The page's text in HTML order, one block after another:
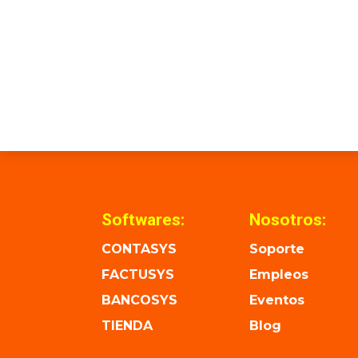
Softwares:
CONTASYS
FACTUSYS
BANCOSYS
TIENDA
Nosotros:
Soporte
Empleos
Eventos
Blog